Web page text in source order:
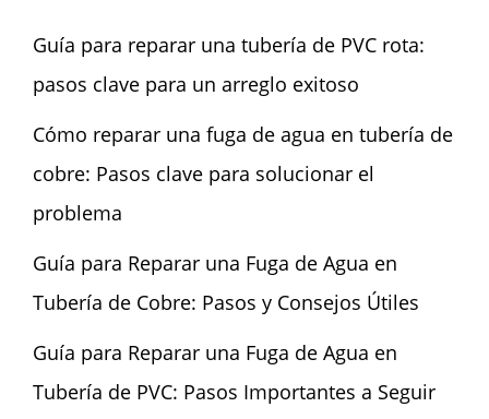
Guía para reparar una tubería de PVC rota:
pasos clave para un arreglo exitoso
Cómo reparar una fuga de agua en tubería de
cobre: Pasos clave para solucionar el
problema
Guía para Reparar una Fuga de Agua en
Tubería de Cobre: Pasos y Consejos Útiles
Guía para Reparar una Fuga de Agua en
Tubería de PVC: Pasos Importantes a Seguir